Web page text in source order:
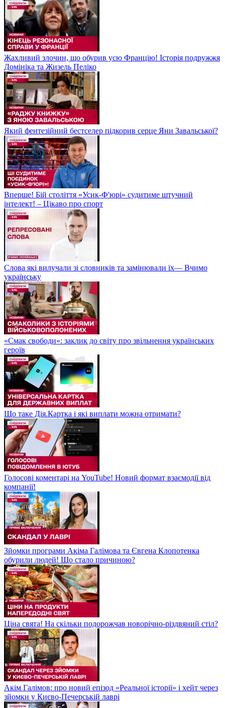
Жахливий злочин, що обурив усю Францію! Історія подружжя
Домініка та Жизель Пеліко
Який фентезійний бестселер підкорив серце Яни Завальської?
Вперше! Бій століття «Усик-Ф'юрі» судитиме штучний
інтелект! – Цікаво про спорт
Слова які вилучали зі словників та замінювали їх— Вчимо
українську
«Смак свободи»: заклик до світу про звільнення українських
героїв
Що таке Дія.Картка і які виплати можна отримати?
Голосові коментарі на YouTube! Новий формат взаємодії від
компанії!
Зйомки програми Акіма Галімова та Євгена Клопотенка
обурили людей! Що стало причиною?
Ціна свята! На скільки подорожчав новорічно-різдвяний стіл?
Акім Галімов: про новий епізод «Реальної історії» і хейт через
зйомки у Києво-Печерській лаврі